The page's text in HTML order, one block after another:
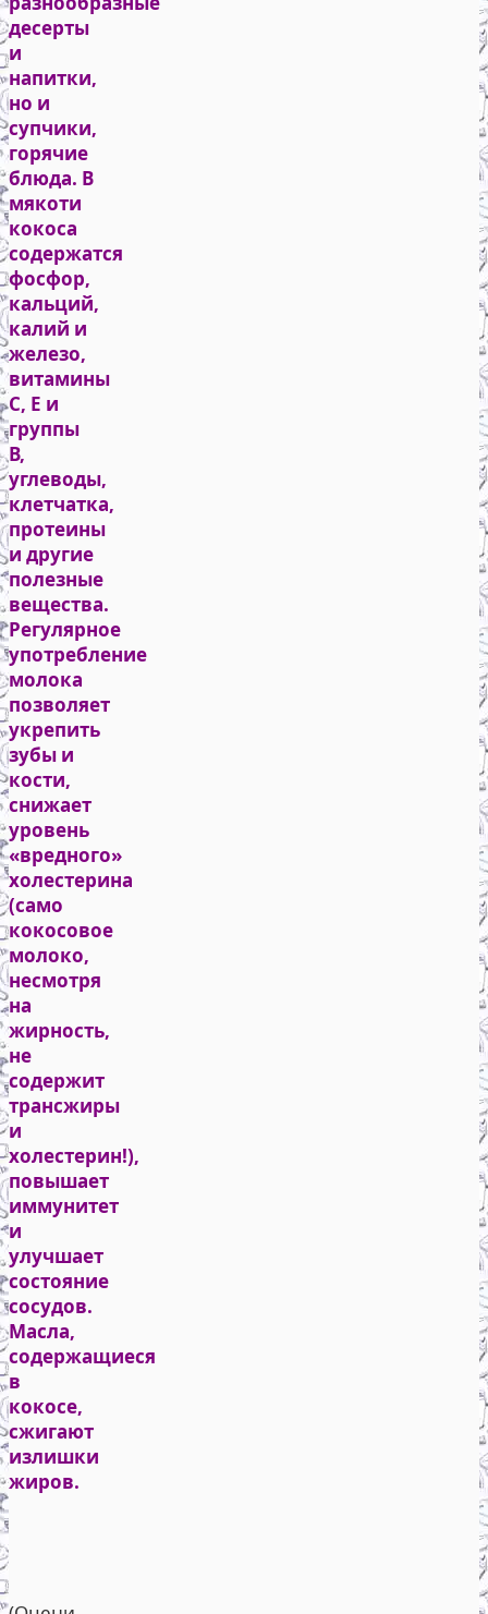
десерты
и
напитки,
но и
супчики,
горячие
блюда. В
мякоти
кокоса
содержатся
фосфор,
кальций,
калий и
железо,
витамины
С, Е и
группы
В,
углеводы,
клетчатка,
протеины
и другие
полезные
вещества.
Регулярное
употребление
молока
позволяет
укрепить
зубы и
кости,
снижает
уровень
«вредного»
холестерина
(само
кокосовое
молоко,
несмотря
на
жирность,
не
содержит
трансжиры
и
холестерин!),
повышает
иммунитет
и
улучшает
состояние
сосудов.
Масла,
содержащиеся
в
кокосе,
сжигают
излишки
жиров.